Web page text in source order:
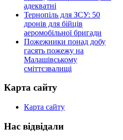
адекватні
Тернопіль для ЗСУ: 50
дронів для бійців
аеромобільної бригади
Пожежники понад добу
гасять пожежу на
Малашівському
сміттєзвалищі
Карта сайту
Карта сайту
Нас відвідали